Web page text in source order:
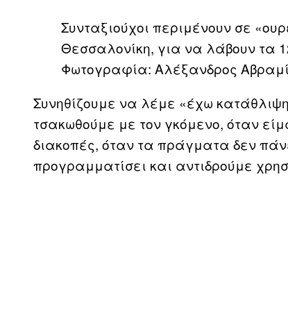
Συνταξιούχοι περιμένουν σε
Θεσσαλονίκη, για να λάβουν τα
Φωτογραφία: Αλέξανδρος
Συνηθίζουμε να λέμε «έχω
τσακωθούμε με τον γκόμενο, όταν
διακοπές, όταν τα πράγματα δεν
προγραμματίσει και αντιδρούμε